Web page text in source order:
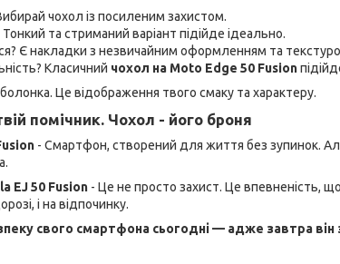
чохол із посиленим захистом.
та стриманий варіант підійде ідеально.
Є накладки з незвичайним оформленням та
Класичний чохол на Moto Edge 50 Fusion
Це відображення твого смаку та характеру.
помічник. Чохол - його броня
- Смартфон, створений для життя без зупинок.
EJ 50 Fusion - Це не просто захист. Це впевненість,
і на відпочинку.
свого смартфона сьогодні — адже завтра